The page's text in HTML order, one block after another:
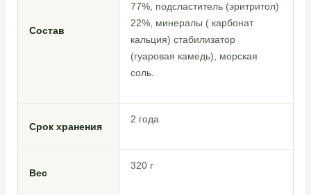
Состав
77%, подсластитель (эритритол)
22%, минералы ( карбонат
кальция) стабилизатор
(гуаровая камедь), морская
соль.
Срок хранения
2 года
Вес
320 г